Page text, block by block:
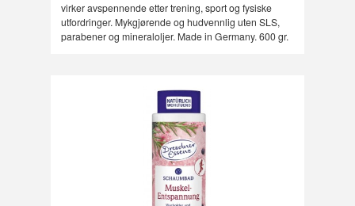
virker avspennende etter trening, sport og fysiske
utfordringer. Mykgjørende og hudvennlig uten SLS,
parabener og mineraloljer. Made in Germany. 600 gr.